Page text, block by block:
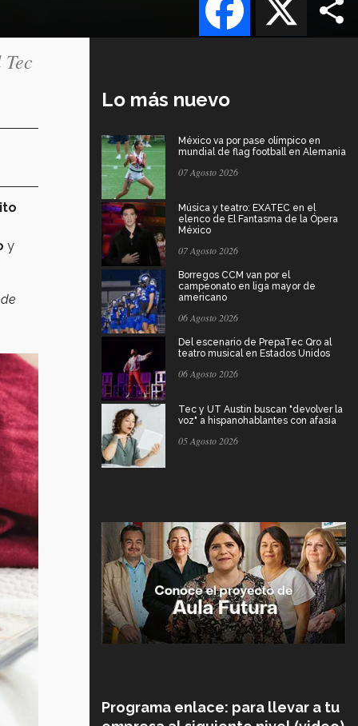
y
Lo más nuevo
México va por pase olímpico en
mundial de flag football en Alemania
07 Agosto 2026
Música y teatro: EXATEC en el
elenco de El Fantasma de la Ópera
México
07 Agosto 2026
Borregos CCM van por el
campeonato en liga mayor de
americano
06 Agosto 2026
Del escenario de PrepaTec Qro al
teatro musical en Estados Unidos
06 Agosto 2026
Tec y UT Austin buscan "devolver la
voz" a hispanohablantes con afasia
05 Agosto 2026
Programa enlace: para llevar a tu